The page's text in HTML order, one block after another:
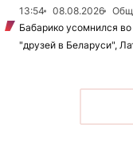
13:54
08.08.2026
Бабарико усомнился
"друзей в Беларуси",